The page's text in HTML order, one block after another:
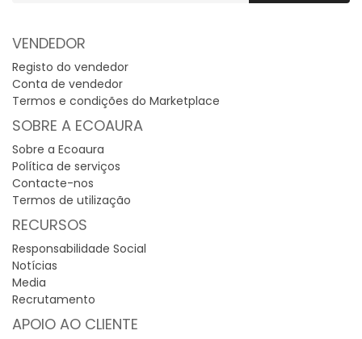
VENDEDOR
Registo do vendedor
Conta de vendedor
Termos e condições do Marketplace
SOBRE A ECOAURA
Sobre a Ecoaura
Política de serviços
Contacte-nos
Termos de utilização
RECURSOS
Responsabilidade Social
Notícias
Media
Recrutamento
APOIO AO CLIENTE